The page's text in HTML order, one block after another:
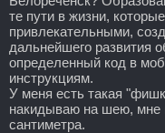
те пути в жизни,
привлекательными,
дальнейшего развития
определенный код в
инструкциям.
У меня есть такая
накидываю на шею, мне
сантиметра.